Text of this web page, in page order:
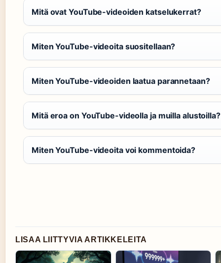
Mitä ovat YouTube-videoiden katselukerrat?
Miten YouTube-videoita suositellaan?
Miten YouTube-videoiden laatua parannetaan?
Mitä eroa on YouTube-videolla ja muilla alustoilla?
Miten YouTube-videoita voi kommentoida?
LISAA LIITTYVIA ARTIKKELEITA